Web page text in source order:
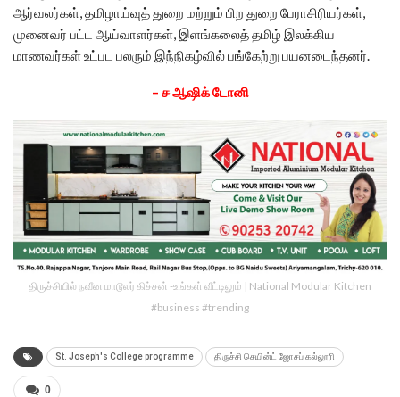
ஆர்வலர்கள், தமிழாய்வுத் துறை மற்றும் பிற துறை பேராசிரியர்கள்,
முனைவர் பட்ட ஆய்வாளர்கள், இளங்கலைத் தமிழ் இலக்கிய
மாணவர்கள் உட்பட பலரும் இந்நிகழ்வில் பங்கேற்று பயனடைந்தனர்.
– ச ஆஷிக் டோனி
திருச்சியில் நவீன மாடூலர் கிச்சன் -உங்கள் வீட்டிலும் | National Modular Kitchen
#business #trending
St. Joseph's College programme திருச்சி செயின்ட் ஜோசப் கல்லூரி
0